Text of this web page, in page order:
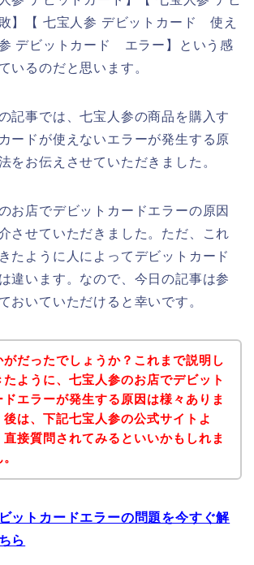
】【 七宝人参 デビットカード 使え
デビットカード エラー】という感
いるのだと思います。
記事では、七宝人参の商品を購入す
ードが使えないエラーが発生する原
をお伝えさせていただきました。
お店でデビットカードエラーの原因
させていただきました。ただ、これ
たように人によってデビットカード
違います。なので、今日の記事は参
おいていただけると幸いです。
がだったでしょうか？これまで説明し
たように、七宝人参のお店でデビット
ドエラーが発生する原因は様々ありま
後は、下記七宝人参の公式サイトよ
直接質問されてみるといいかもしれま
ットカードエラーの問題を今すぐ解
ら